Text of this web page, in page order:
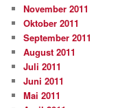
November 2011
Oktober 2011
September 2011
August 2011
Juli 2011
Juni 2011
Mai 2011